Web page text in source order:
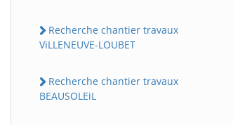
Recherche chantier travaux
ViLLENEUVE-LOUBET
Recherche chantier travaux
BEAUSOLEiL